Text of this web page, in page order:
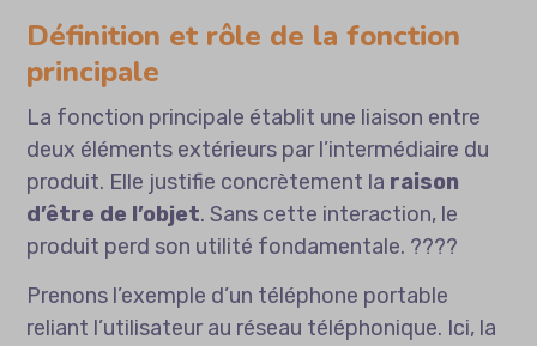
Définition et rôle de la fonction
principale
La fonction principale établit une liaison entre
deux éléments extérieurs par l’intermédiaire du
produit. Elle justifie concrètement la raison
d’être de l’objet. Sans cette interaction, le
produit perd son utilité fondamentale. ????
Prenons l’exemple d’un téléphone portable
reliant l’utilisateur au réseau téléphonique. Ici, la